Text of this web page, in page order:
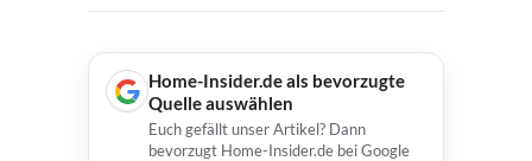
Home-Insider.de als bevorzugte
Quelle auswählen
Euch gefällt unser Artikel? Dann
bevorzugt Home-Insider.de bei Google